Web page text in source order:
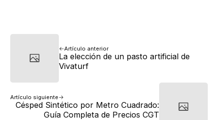
Artículo anterior
La elección de un pasto artificial de
Vivaturf
Artículo siguiente
Césped Sintético por Metro Cuadrado:
Guía Completa de Precios CGT